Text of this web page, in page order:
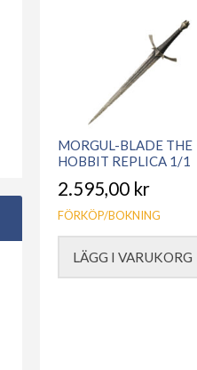
MORGUL-BLADE THE
HOBBIT REPLICA 1/1
2.595,00 kr
FÖRKÖP/BOKNING
LÄGG I VARUKORG